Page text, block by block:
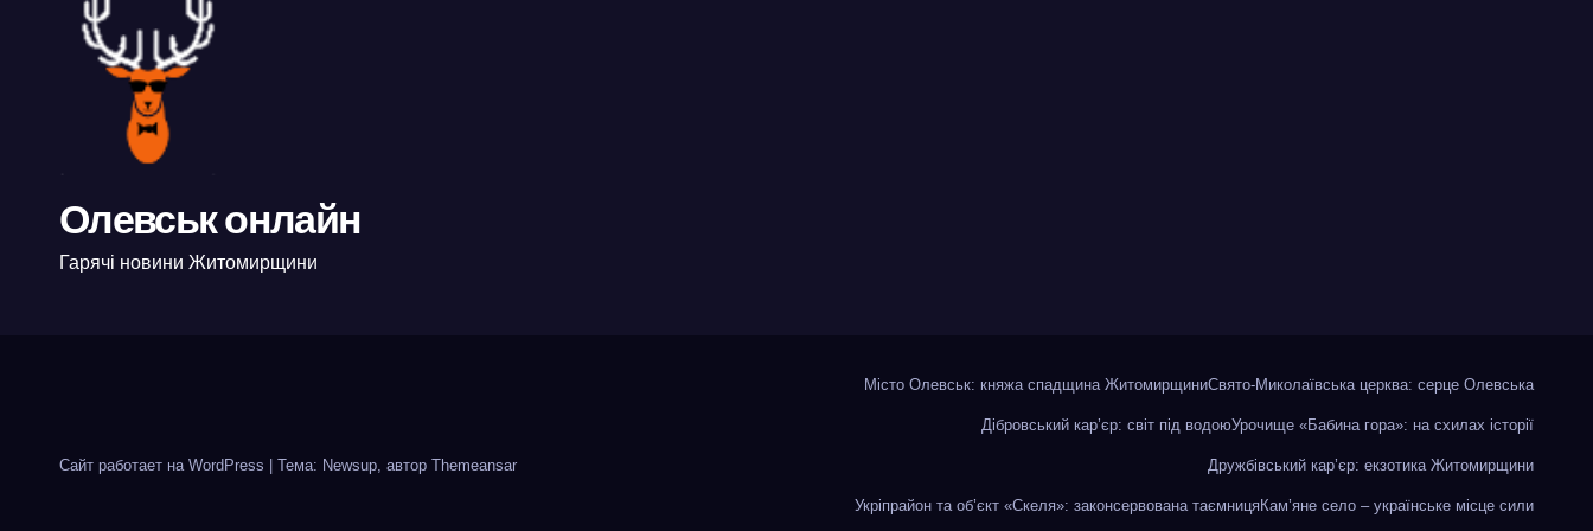
Олевськ онлайн
Гарячі новини Житомирщини
Сайт работает на WordPress Тема: Newsup, автор Themeansar
Місто Олевськ: княжа спадщина ЖитомирщиниСвято-Миколаївська церква: серце Олевська
Дібровський кар’єр: світ під водоюУрочище «Бабина гора»: на схилах історії
Дружбівський кар’єр: екзотика Житомирщини
Укріпрайон та об’єкт «Скеля»: законсервована таємницяКам’яне село – українське місце сили